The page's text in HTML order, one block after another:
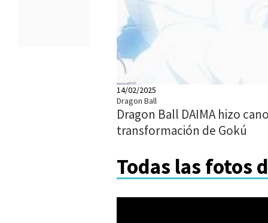
14/02/2025
Dragon Ball
Dragon Ball DAIMA hizo
transformación de Gokú
Todas las fotos